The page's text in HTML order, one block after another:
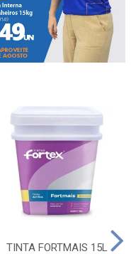
TINTA FORTMAIS 15L